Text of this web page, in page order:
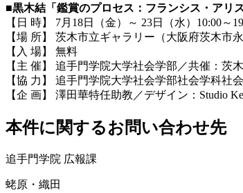
■黒木結「鑑賞のプロセス：フランシス・アリ
【日 時】 7月18日（金）～ 23日（水）10:00～
【場 所】 茨木市立ギャラリー（大阪府茨木市
【入 場】 無料
【主 催】 追手門学院大学社会学部／共催：茨木
【協 力】 追手門学院大学社会学部社会学科社
【企 画】 澤田華特任助教／デザイン：Studio
本件に関するお問い合わせ先
追手門学院 広報課
蛯原・織田